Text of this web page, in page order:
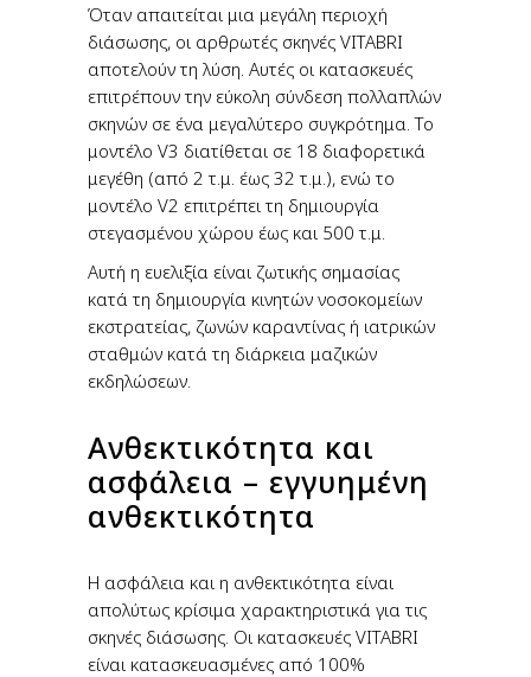
Όταν απαιτείται μια μεγάλη περιοχή
διάσωσης, οι αρθρωτές σκηνές VITABRI
αποτελούν τη λύση. Αυτές οι κατασκευές
επιτρέπουν την εύκολη σύνδεση πολλαπλών
σκηνών σε ένα μεγαλύτερο συγκρότημα. Το
μοντέλο V3 διατίθεται σε 18 διαφορετικά
μεγέθη (από 2 τ.μ. έως 32 τ.μ.), ενώ το
μοντέλο V2 επιτρέπει τη δημιουργία
στεγασμένου χώρου έως και 500 τ.μ.
Αυτή η ευελιξία είναι ζωτικής σημασίας
κατά τη δημιουργία κινητών νοσοκομείων
εκστρατείας, ζωνών καραντίνας ή ιατρικών
σταθμών κατά τη διάρκεια μαζικών
εκδηλώσεων.
Ανθεκτικότητα και
ασφάλεια – εγγυημένη
ανθεκτικότητα
Η ασφάλεια και η ανθεκτικότητα είναι
απολύτως κρίσιμα χαρακτηριστικά για τις
σκηνές διάσωσης. Οι κατασκευές VITABRI
είναι κατασκευασμένες από 100%